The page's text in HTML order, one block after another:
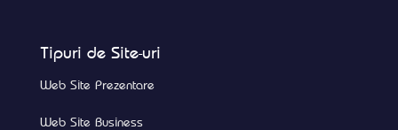
Tipuri de Site-uri
Web Site Prezentare
Web Site Business